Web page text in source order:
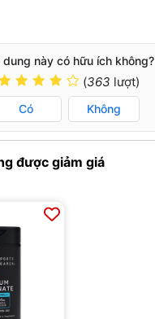
dung này có hữu ích không?
(363 lượt)
Có Không
được giảm giá